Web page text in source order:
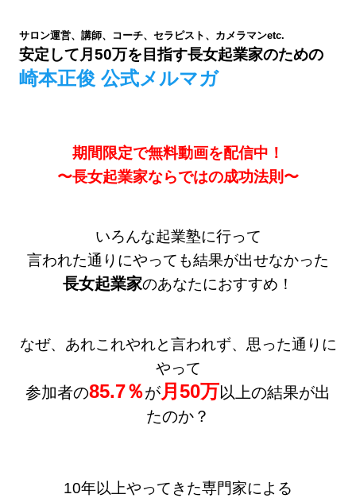
サロン運営、講師、コーチ、セラピスト、カメラマンetc.
安定して月50万を目指す長女起業家のための
崎本正俊 公式メルマガ
期間限定で無料動画を配信中！
〜長女起業家ならではの成功法則〜
いろんな起業塾に行って
言われた通りにやっても結果が出せなかった
長女起業家のあなたにおすすめ！
なぜ、あれこれやれと言われず、思った通りに
やって
参加者の85.7％が月50万以上の結果が出
たのか？
10年以上やってきた専門家による